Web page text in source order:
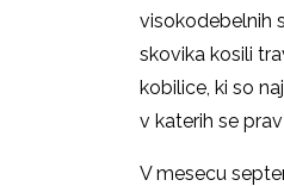
visokodebelnih
skovika kosili
kobilice, ki so
v katerih se
V mesecu